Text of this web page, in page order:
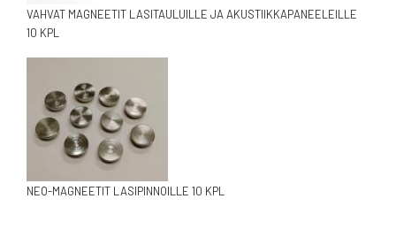
VAHVAT MAGNEETIT LASITAULUILLE JA AKUSTIIKKAPANEELEILLE
10 KPL
NEO-MAGNEETIT LASIPINNOILLE 10 KPL